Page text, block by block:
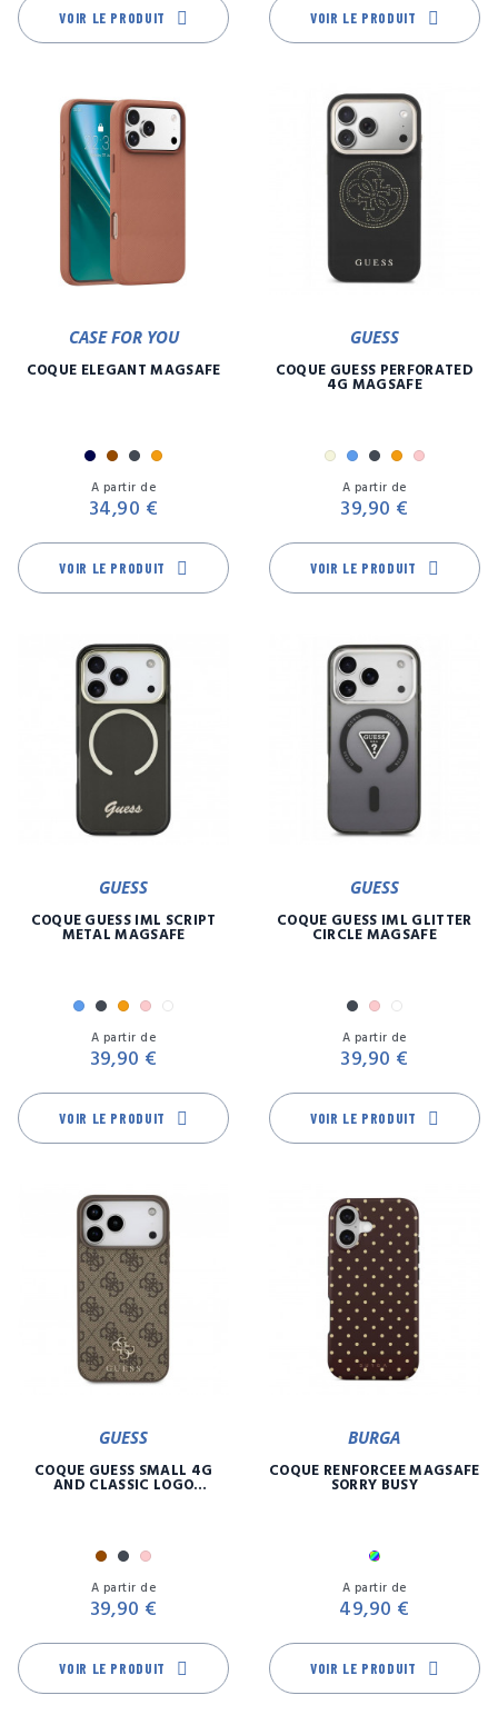
VOIR LE PRODUIT VOIR LE PRODUIT
CASE FOR YOU
COQUE ELEGANT MAGSAFE
Marine
Marron
NoirOrange
A partir de
34,90 €
VOIR LE PRODUIT
GUESS
COQUE GUESS PERFORATED
4G MAGSAFE
Beige
BleuNoirOrange
Rose
A partir de
39,90 €
VOIR LE PRODUIT
GUESS
COQUE GUESS IML SCRIPT
METAL MAGSAFE
BleuNoirOrange
RoseTransparent
A partir de
39,90 €
VOIR LE PRODUIT
GUESS
COQUE GUESS IML GLITTER
CIRCLE MAGSAFE
NoirRose
A partir de
39,90 €
VOIR LE PRODUIT
GUESS
COQUE GUESS SMALL 4G
AND CLASSIC LOGO
Marron
NoirRose
A partir de
39,90 €
VOIR LE PRODUIT
BURGA
COQUE RENFORCÉE MAGSAFE
SORRY BUSY
Multicolore
A partir de
49,90 €
VOIR LE PRODUIT